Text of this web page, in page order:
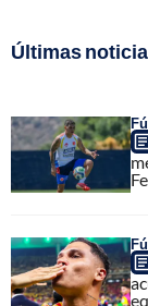
Últimas